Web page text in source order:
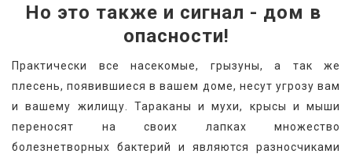
Но это также и сигнал - дом в
опасности!
Практически все насекомые, грызуны, а так же
плесень, появившиеся в вашем доме, несут угрозу вам
и вашему жилищу. Тараканы и мухи, крысы и мыши
переносят на своих лапках множество
болезнетворных бактерий и являются разносчиками